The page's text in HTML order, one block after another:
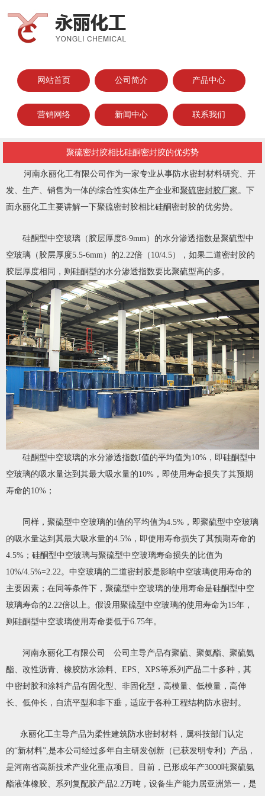
网站首页 公司简介 产品中心
营销网络 新闻中心 联系我们
聚硫密封胶相比硅酮密封胶的优劣势
河南永丽化工有限公司作为一家专业从事防水密封材料研究、开
发、生产、销售为一体的综合性实体生产企业和聚硫密封胶厂家。下
面永丽化工主要讲解一下聚硫密封胶相比硅酮密封胶的优劣势。
硅酮型中空玻璃（胶层厚度8-9mm）的水分渗透指数是聚硫型中
空玻璃（胶层厚度5.5-6mm）的2.22倍（10/4.5），如果二道密封胶的
胶层厚度相同，则硅酮型的水分渗透指数要比聚硫型高的多。
硅酮型中空玻璃的水分渗透指数I值的平均值为10%，即硅酮型中
空玻璃的吸水量达到其最大吸水量的10%，即使用寿命损失了其预期
寿命的10%；
同样，聚硫型中空玻璃的I值的平均值为4.5%，即聚硫型中空玻璃
的吸水量达到其最大吸水量的4.5%，即使用寿命损失了其预期寿命的
4.5%；硅酮型中空玻璃与聚硫型中空玻璃寿命损失的比值为
10%/4.5%=2.22。中空玻璃的二道密封胶是影响中空玻璃使用寿命的
主要因素；在同等条件下，聚硫型中空玻璃的使用寿命是硅酮型中空
玻璃寿命的2.22倍以上。假设用聚硫型中空玻璃的使用寿命为15年，
则硅酮型中空玻璃使用寿命要低于6.75年。
河南永丽化工有限公司 公司主导产品有聚硫、聚氨酯、聚硫氨
酯、改性沥青、橡胶防水涂料、EPS、XPS等系列产品二十多种，其
中密封胶和涂料产品有固化型、非固化型，高模量、低模量，高伸
长、低伸长，自流平型和非下垂，适应于各种工程结构防水密封。
永丽化工主导产品为柔性建筑防水密封材料，属科技部门认定
的“新材料”,是本公司经过多年自主研发创新（已获发明专利）产品，
是河南省高新技术产业化重点项目。目前，已形成年产3000吨聚硫氨
酯液体橡胶 、系列复配胶产品2.2万吨，设备生产能力居亚洲第一，是